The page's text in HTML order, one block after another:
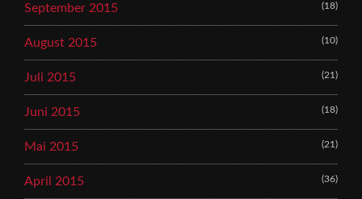
September 2015 (18)
August 2015 (10)
Juli 2015 (21)
Juni 2015 (18)
Mai 2015 (21)
April 2015 (36)